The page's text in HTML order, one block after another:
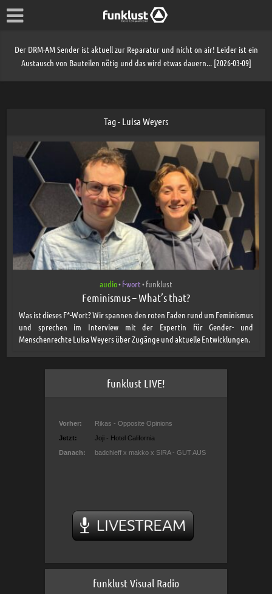
Der DRM-AM Sender ist aktuell zur Reparatur und nicht on air! Leider ist ein
Austausch von Bauteilen nötig und das wird etwas dauern... [2026-03-09]
Tag - Luisa Weyers
audio•f-wort•funklust
Feminismus – What’s that?
Was ist dieses F*-Wort? Wir spannen den roten Faden rund um Feminismus
und sprechen im Interview mit der Expertin für Gender- und
Menschenrechte Luisa Weyers über Zugänge und aktuelle Entwicklungen.
funklust LIVE!
funklust Visual Radio